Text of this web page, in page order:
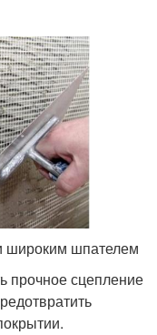
широким шпателем
прочное сцепление